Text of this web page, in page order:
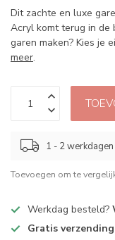
Dit zachte en luxe
Acryl komt terug in de
garen maken? Kies je
meer.
1 - 2 werkdagen
Toevoegen om te
Werkdag besteld?
Gratis verzending